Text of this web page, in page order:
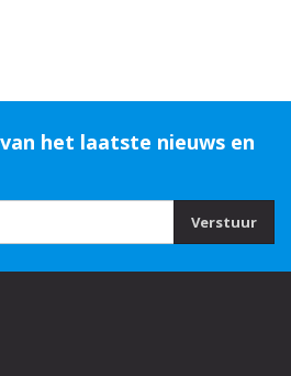
het laatste nieuws en
Verstuur